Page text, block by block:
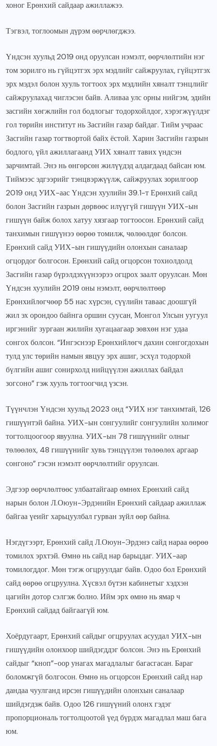
хоног Ерөнхий сайдаар ажиллажээ.
Тэгвэл, тоглоомын дүрэм өөрчлөгджээ.
Үндсэн хуульд 2019 онд оруулсан нэмэлт, өөрчлөлтийн нэг
том зорилго нь гүйцэтгэх эрх мэдлийг сайжруулах, гүйцэтгэх
эрх мэдэл болон хууль тогтоох эрх мэдлийн хяналт тэнцлийг
сайжруулахад чиглэсэн байв. Аливаа улс орны нийгэм, эдийн
засгийн хөгжлийн гол бодлогыг тодорхойлдог, хэрэгжүүлдэг
гол төрийн институт нь Засгийн газар байдаг. Тийм учраас
Засгийн газар тогтвортой байх ёстой. Харин Засгийн газрын
бодлого, үйл ажиллагаанд УИХ хяналт тавих үндсэн
зарчимтай. Энэ нь өнгөрсөн жилүүдэд алдагдаад байсан юм.
Тиймээс эдгээрийг тэнцвэржүүлж, сайжруулах зорилгоор
2019 онд УИХ-аас Үндсэн хуулийн 39.1-т Ерөнхий сайд
болон Засгийн газрын дөрвөөс илүүгүй гишүүн УИХ-ын
гишүүн байж болох хатуу хязгаар тогтоосон. Ерөнхий сайд
танхимын гишүүнээ өөрөө томилж, чөлөөлдөг болсон.
Ерөнхий сайд УИХ-ын гишүүдийн олонхын саналаар
огцордог болгосон. Ерөнхий сайд огцорсон тохиолдолд
Засгийн газар бүрэлдэхүүнээрээ огцрох заалт оруулсан. Мөн
Үндсэн хуулийн 2019 оны нэмэлт, өөрчлөлтөөр
Ерөнхийлөгчөөр 55 нас хүрсэн, сүүлийн таваас доошгүй
жил эх орондоо байнга оршин суусан, Монгол Улсын уугуул
иргэнийг зургаан жилийн хугацаагаар зөвхөн нэг удаа
сонгох болсон. “Ингэснээр Ерөнхийлөгч дахин сонгогдохын
тулд улс төрийн намын явцуу эрх ашиг, эсхүл тодорхой
бүлгийн ашиг сонирхолд нийцүүлэн ажиллах байдал
зогсоно” гэж хууль тогтоогчид үзсэн.
Түүнчлэн Үндсэн хуульд 2023 онд “УИХ нэг танхимтай, 126
гишүүнтэй байна. УИХ-ын сонгуулийг сонгуулийн холимог
тогтолцоогоор явуулна. УИХ-ын 78 гишүүнийг олныг
төлөөлөх, 48 гишүүнийг хувь тэнцүүлэн төлөөлөх аргаар
сонгоно” гэсэн нэмэлт өөрчлөлтийг оруулсан.
Эдгээр өөрчлөлтөөс улбаатайгаар өмнөх Ерөнхий сайд
нарын болон Л.Оюун-Эрдэнийн Ерөнхий сайдаар ажиллаж
байгаа үеийг харьцуулбал гурван зүйл өөр байна.
Нэгдүгээрт, Ерөнхий сайд Л.Оюун-Эрдэнэ сайд нараа өөрөө
томилох эрхтэй. Өмнө нь сайд нар барьцдаг. УИХ-аар
томилогддог. Мөн тэгж огцруулдаг байв. Одоо бол Ерөнхий
сайд өөрөө огцруулна. Хүсвэл бүтэн кабинетыг хэдхэн
цагийн дотор сэлгэж болно. Ийм эрх өмнө нь ямар ч
Ерөнхий сайдад байгаагүй юм.
Хоёрдугаарт, Ерөнхий сайдыг огцруулах асуудал УИХ-ын
гишүүдийн олонхоор шийдэгддэг болсон. Энэ нь Ерөнхий
сайдыг “кноп”-оор унагах магадлалыг багасгасан. Бараг
боломжгүй болгосон. Өмнө нь огцорсон Ерөнхий сайд нар
дандаа чуулганд ирсэн гишүүдийн олонхын саналаар
шийдэгдэж байв. Одоо 126 гишүүний олонх гэдэг
пропорциональ тогтолцоотой үед бүрдэх магадлал маш бага
юм.